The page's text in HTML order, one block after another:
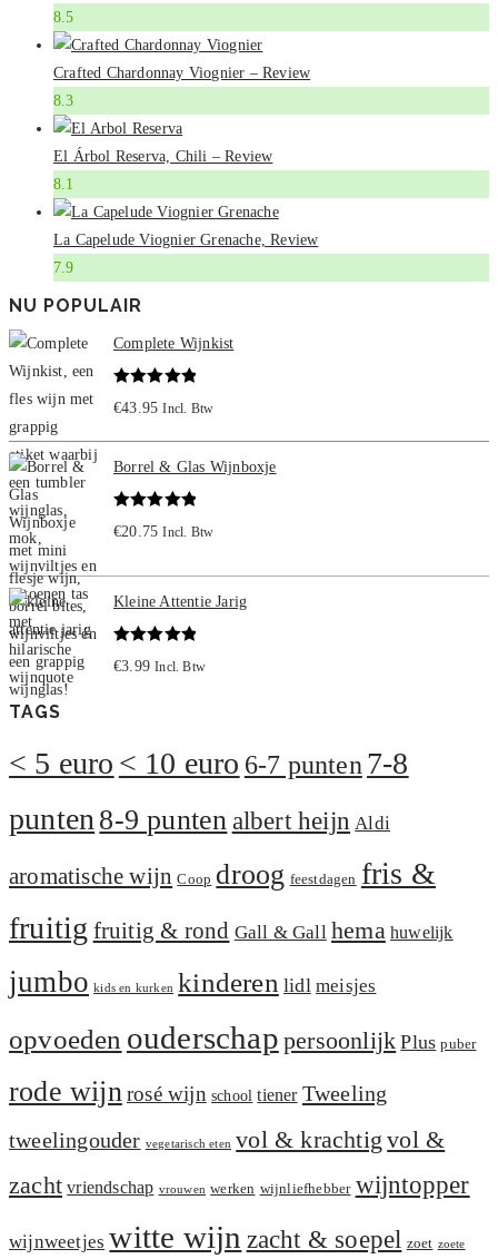
8.5
Crafted Chardonnay Viognier – Review
8.3
El Árbol Reserva, Chili – Review
8.1
La Capelude Viognier Grenache, Review
7.9
NU POPULAIR
Complete Wijnkist
Gewaardeerd
€43.95 Incl. Btw
Borrel & Glas Wijnboxje
Gewaardeerd
€20.75 Incl. Btw
Kleine Attentie Jarig
Gewaardeerd
€3.99 Incl. Btw
TAGS
< 5 euro < 10 euro 6-7 punten 7-8
punten 8-9 punten albert heijn Aldi
aromatische wijn Coop droog feestdagen fris &
fruitig fruitig & rond Gall & Gall hema huwelijk
jumbo kids en kurken kinderen lidl meisjes
opvoeden ouderschap persoonlijk Plus puber
rode wijn rosé wijn school tiener Tweeling
tweelingouder vegetarisch eten vol & krachtig vol &
zacht vriendschap vrouwen werken wijnliefhebber wijntopper
wijnweetjes witte wijn zacht & soepel zoet zoete